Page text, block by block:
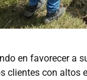
en favorecer a
clientes con altos